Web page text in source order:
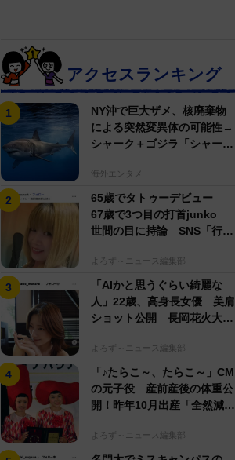
アクセスランキング
NY沖で巨大ザメ、核廃棄物
による突然変異体の可能性→
シャーク＋ゴジラ「シャーク
海外エンタメ
65歳でタトゥーデビュー
67歳で3つ目の打首junko
世間の目に持論 SNS「行動
よろず～ニュース編集部
「AIかと思うぐらい綺麗な
人」22歳、高身長女優 美肩
ショット公開 長岡花火大会
よろず～ニュース編集部
「♪たらこ～、たらこ～」CM
の元子役 産前産後の体重公
開！昨年10月出産「全然減ら
よろず～ニュース編集部